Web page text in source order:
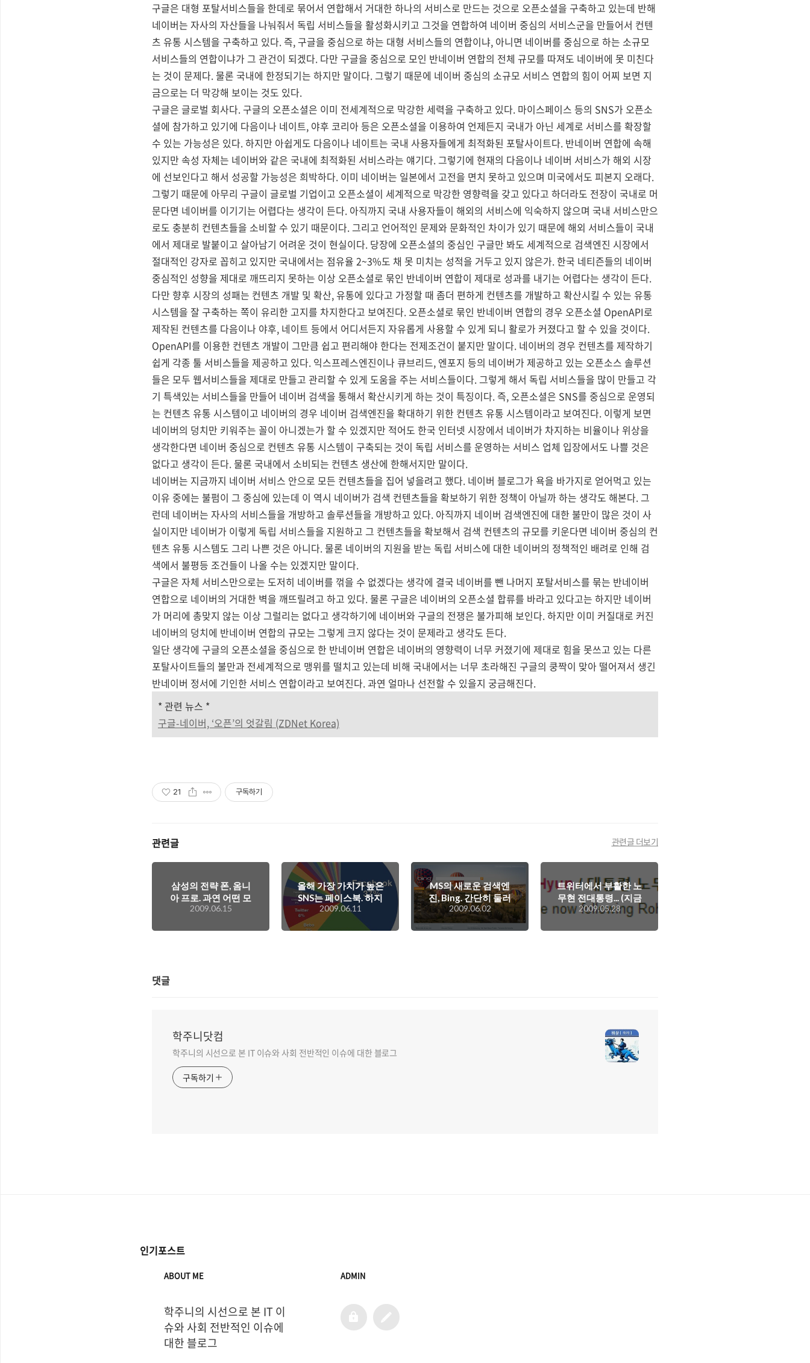
구글은 대형 포탈서비스들을 한데로 묶어서 연합해서 거대한 하나의 서비스로 만드는 것으로 오픈소셜을 구축하고 있는데 반해
네이버는 자사의 자산들을 나눠줘서 독립 서비스들을 활성화시키고 그것을 연합하여 네이버 중심의 서비스군을 만들어서 컨텐
츠 유통 시스템을 구축하고 있다. 즉, 구글을 중심으로 하는 대형 서비스들의 연합이냐, 아니면 네이버를 중심으로 하는 소규모
서비스들의 연합이냐가 그 관건이 되겠다. 다만 구글을 중심으로 모인 반네이버 연합의 전체 규모를 따져도 네이버에 못 미친다
는 것이 문제다. 물론 국내에 한정되기는 하지만 말이다. 그렇기 때문에 네이버 중심의 소규모 서비스 연합의 힘이 어찌 보면 지
금으로는 더 막강해 보이는 것도 있다.
구글은 글로벌 회사다. 구글의 오픈소셜은 이미 전세계적으로 막강한 세력을 구축하고 있다. 마이스페이스 등의 SNS가 오픈소
셜에 참가하고 있기에 다음이나 네이트, 야후 코리아 등은 오픈소셜을 이용하여 언제든지 국내가 아닌 세계로 서비스를 확장할
수 있는 가능성은 있다. 하지만 아쉽게도 다음이나 네이트는 국내 사용자들에게 최적화된 포탈사이트다. 반네이버 연합에 속해
있지만 속성 자체는 네이버와 같은 국내에 최적화된 서비스라는 얘기다. 그렇기에 현재의 다음이나 네이버 서비스가 해외 시장
에 선보인다고 해서 성공할 가능성은 희박하다. 이미 네이버는 일본에서 고전을 면치 못하고 있으며 미국에서도 피본지 오래다.
그렇기 때문에 아무리 구글이 글로벌 기업이고 오픈소셜이 세계적으로 막강한 영향력을 갖고 있다고 하더라도 전장이 국내로 머
문다면 네이버를 이기기는 어렵다는 생각이 든다. 아직까지 국내 사용자들이 해외의 서비스에 익숙하지 않으며 국내 서비스만으
로도 충분히 컨텐츠들을 소비할 수 있기 때문이다. 그리고 언어적인 문제와 문화적인 차이가 있기 때문에 해외 서비스들이 국내
에서 제대로 발붙이고 살아남기 어려운 것이 현실이다. 당장에 오픈소셜의 중심인 구글만 봐도 세계적으로 검색엔진 시장에서
절대적인 강자로 꼽히고 있지만 국내에서는 점유율 2~3%도 채 못 미치는 성적을 거두고 있지 않은가. 한국 네티즌들의 네이버
중심적인 성향을 제대로 깨뜨리지 못하는 이상 오픈소셜로 묶인 반네이버 연합이 제대로 성과를 내기는 어렵다는 생각이 든다.
다만 향후 시장의 성패는 컨텐츠 개발 및 확산, 유통에 있다고 가정할 때 좀더 편하게 컨텐츠를 개발하고 확산시킬 수 있는 유통
시스템을 잘 구축하는 쪽이 유리한 고지를 차지한다고 보여진다. 오픈소셜로 묶인 반네이버 연합의 경우 오픈소셜 OpenAPI로
제작된 컨텐츠를 다음이나 야후, 네이트 등에서 어디서든지 자유롭게 사용할 수 있게 되니 활로가 커졌다고 할 수 있을 것이다.
OpenAPI를 이용한 컨텐츠 개발이 그만큼 쉽고 편리해야 한다는 전제조건이 붙지만 말이다. 네이버의 경우 컨텐츠를 제작하기
쉽게 각종 툴 서비스들을 제공하고 있다. 익스프레스엔진이나 큐브리드, 엔포지 등의 네이버가 제공하고 있는 오픈소스 솔루션
들은 모두 웹서비스들을 제대로 만들고 관리할 수 있게 도움을 주는 서비스들이다. 그렇게 해서 독립 서비스들을 많이 만들고 각
기 특색있는 서비스들을 만들어 네이버 검색을 통해서 확산시키게 하는 것이 특징이다. 즉, 오픈소셜은 SNS를 중심으로 운영되
는 컨텐츠 유통 시스템이고 네이버의 경우 네이버 검색엔진을 확대하기 위한 컨텐츠 유통 시스템이라고 보여진다. 이렇게 보면
네이버의 덩치만 키워주는 꼴이 아니겠는가 할 수 있겠지만 적어도 한국 인터넷 시장에서 네이버가 차지하는 비율이나 위상을
생각한다면 네이버 중심으로 컨텐츠 유통 시스템이 구축되는 것이 독립 서비스를 운영하는 서비스 업체 입장에서도 나쁠 것은
없다고 생각이 든다. 물론 국내에서 소비되는 컨텐츠 생산에 한해서지만 말이다.
네이버는 지금까지 네이버 서비스 안으로 모든 컨텐츠들을 집어 넣을려고 했다. 네이버 블로그가 욕을 바가지로 얻어먹고 있는
이유 중에는 불펌이 그 중심에 있는데 이 역시 네이버가 검색 컨텐츠들을 확보하기 위한 정책이 아닐까 하는 생각도 해본다. 그
런데 네이버는 자사의 서비스들을 개방하고 솔루션들을 개방하고 있다. 아직까지 네이버 검색엔진에 대한 불만이 많은 것이 사
실이지만 네이버가 이렇게 독립 서비스들을 지원하고 그 컨텐츠들을 확보해서 검색 컨텐츠의 규모를 키운다면 네이버 중심의 컨
텐츠 유통 시스템도 그리 나쁜 것은 아니다. 물론 네이버의 지원을 받는 독립 서비스에 대한 네이버의 정책적인 배려로 인해 검
색에서 불평등 조건들이 나올 수는 있겠지만 말이다.
구글은 자체 서비스만으로는 도저히 네이버를 꺾을 수 없겠다는 생각에 결국 네이버를 뺀 나머지 포탈서비스를 묶는 반네이버
연합으로 네이버의 거대한 벽을 깨뜨릴려고 하고 있다. 물론 구글은 네이버의 오픈소셜 합류를 바라고 있다고는 하지만 네이버
가 머리에 총맞지 않는 이상 그럴리는 없다고 생각하기에 네이버와 구글의 전쟁은 불가피해 보인다. 하지만 이미 커질대로 커진
네이버의 덩치에 반네이버 연합의 규모는 그렇게 크지 않다는 것이 문제라고 생각도 든다.
일단 생각에 구글의 오픈소셜을 중심으로 한 반네이버 연합은 네이버의 영향력이 너무 커졌기에 제대로 힘을 못쓰고 있는 다른
포탈사이트들의 불만과 전세계적으로 맹위를 떨치고 있는데 비해 국내에서는 너무 초라해진 구글의 쿵짝이 맞아 떨어져서 생긴
반네이버 정서에 기인한 서비스 연합이라고 보여진다. 과연 얼마나 선전할 수 있을지 궁금해진다.
* 관련 뉴스 *
구글-네이버, ‘오픈’의 엇갈림 (ZDNet Korea)
21 구독하기
관련글 관련글 더보기
삼성의 전략 폰, 옴니
아 프로. 과연 어떤 모
습일까?
2009.06.15
올해 가장 가치가 높은
SNS는 페이스북. 하지
만 트위터의 성장이 남
다른데...
2009.06.11
MS의 새로운 검색엔
진, Bing. 간단히 둘러
본 결과는...?
2009.06.02
트위터에서 부활한 노
무현 전대통령... (지금
은 다시 없앤 듯 -.-)
2009.05.28
댓글
학주니닷컴
학주니의 시선으로 본 IT 이슈와 사회 전반적인 이슈에 대한 블로그
구독하기
인기포스트
ABOUT ME
학주니의 시선으로 본 IT 이
슈와 사회 전반적인 이슈에
대한 블로그
ADMIN
admin
글
쓰